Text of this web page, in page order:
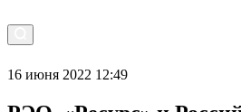
16 июня 2022 12:49